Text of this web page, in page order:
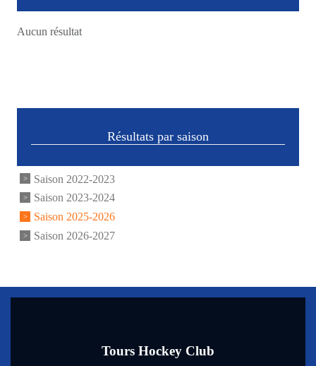
Aucun résultat
Résultats par saison
Saison 2022-2023
Saison 2023-2024
Saison 2025-2026
Saison 2026-2027
Tours Hockey Club